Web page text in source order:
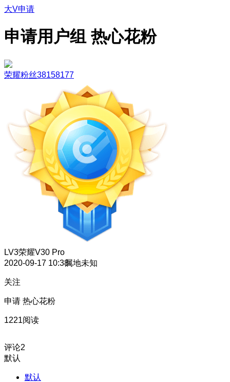
大V申请
申请用户组 热心花粉
荣耀粉丝38158177
LV3荣耀V30 Pro
2020-09-17 10:38属地未知
关注
申请 热心花粉
1221阅读
评论2
默认
默认